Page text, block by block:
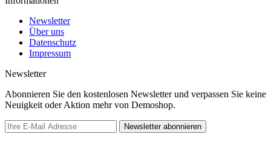
Newsletter
Über uns
Datenschutz
Impressum
Newsletter
Abonnieren Sie den kostenlosen Newsletter und verpassen Sie keine
Neuigkeit oder Aktion mehr von Demoshop.
Newsletter abonnieren